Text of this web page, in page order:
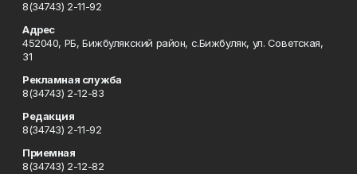
8(34743) 2-11-92
Адрес
452040, РБ, Бижбулякский район, с.Бижбуляк, ул. Советская,
31
Рекламная служба
8(34743) 2-12-83
Редакция
8(34743) 2-11-92
Приемная
8(34743) 2-12-82